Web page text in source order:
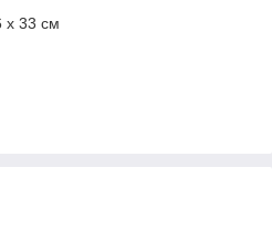
x 33 см